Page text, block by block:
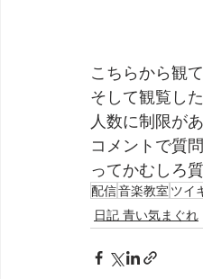
こちらから観
そして観覧し
人数に制限が
コメントで質
ってかむしろ
配信音楽教室 ツイ
日記 青い気まぐれ